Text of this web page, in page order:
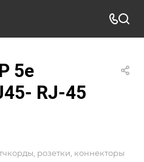
5e
RJ-45
розетки, коннекторы